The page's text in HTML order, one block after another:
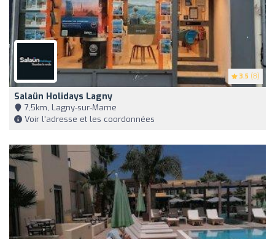
3.5 (8)
Salaün Holidays Lagny
7,5km, Lagny-sur-Marne
Voir l'adresse et les coordonnées